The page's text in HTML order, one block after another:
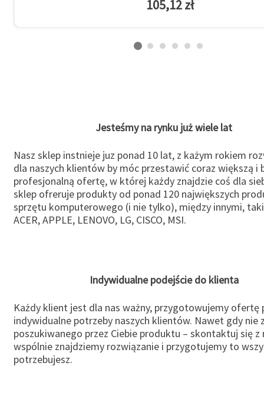
105,12 zł
Jesteśmy na rynku już wiele lat
Nasz sklep instnieje juz ponad 10 lat, z każym rokiem
dla naszych klientów by móc przestawić coraz większą i
profesjonalną ofertę, w której każdy znajdzie coś dla
sklep ofreruje produkty od ponad 120 największych
sprzętu komputerowego (i nie tylko), między innymi,
ACER, APPLE, LENOVO, LG, CISCO, MSI.
Indywidualne podejście do klienta
Każdy klient jest dla nas ważny, przygotowujemy ofertę
indywidualne potrzeby naszych klientów. Nawet gdy nie
poszukiwanego przez Ciebie produktu – skontaktuj się z
wspólnie znajdziemy rozwiązanie i przygotujemy to
potrzebujesz.